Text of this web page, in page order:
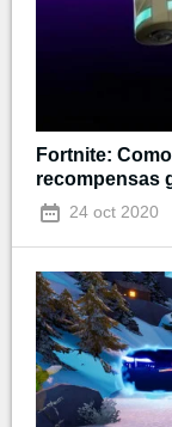
Fortnite:
recompensas
24 oct 2020